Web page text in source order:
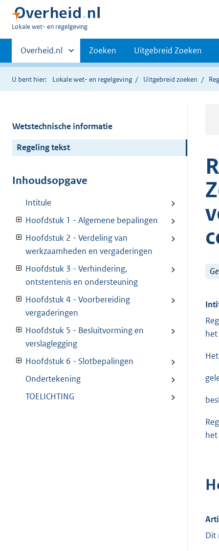
U
hier:
Lokale wet- en regelgeving
Primaire
navigatie
Andere
sites
binnen
Overheid.nl Zoeken Uitgebreid Zoeken
U bent hier: Lokale wet- en regelgeving Uitgebreid zoeken
Wetstechnische informatie
Regeling tekst
Inhoudsopgave
Intitule
Hoofdstuk 1 - Algemene bepalingen
Hoofdstuk 2 - Verdeling van
werkzaamheden en vergaderingen
Hoofdstuk 3 - Verhindering,
ontstentenis en ondersteuning
Hoofdstuk 4 - Voorbereiding
vergaderingen
Hoofdstuk 5 - Besluitvorming en
verslaglegging
Hoofdstuk 6 - Slotbepalingen
Ondertekening
TOELICHTING
het
het
Dit